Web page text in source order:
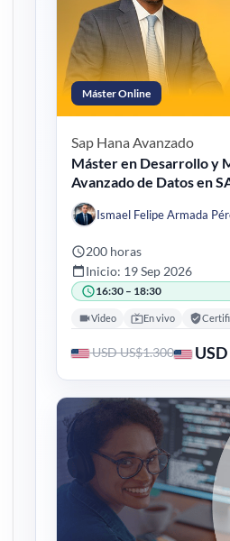
Máster Online
Sap Hana Avanzado
Máster en Desarrollo y
Avanzado de Datos en
Ismael Felipe Armada
200 horas
Inicio: 19 Sep 2026
16:30 – 18:30
Video En vivo
USD US$1.300 USD